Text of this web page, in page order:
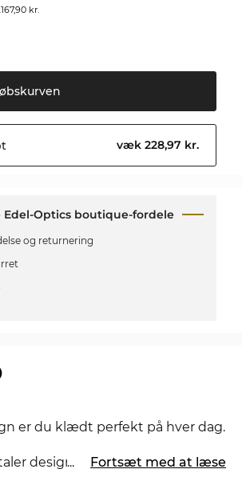
kr.
væk 228,97 kr.
Edel-Optics boutique-fordele
og returnering
er du klædt perfekt på hver dag.
designerne særligt tilkvinder
... Fortsæt med at læse